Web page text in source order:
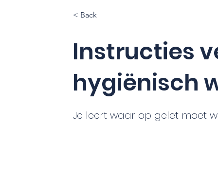
< Back
Instructies
hygiënisch
Je leert waar op gelet moet